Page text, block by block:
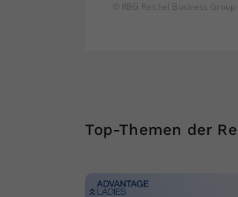
© RBG Reichel Business Group
Top-Themen der